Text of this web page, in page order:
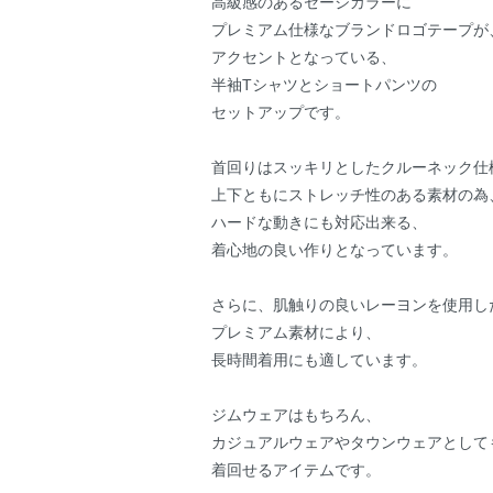
プレミアム仕様なブランドロゴテープが
アクセントとなっている、
半袖Tシャツとショートパンツの
セットアップです。
首回りはスッキリとしたクルーネック仕
上下ともにストレッチ性のある素材の為
ハードな動きにも対応出来る、
着心地の良い作りとなっています。
さらに、肌触りの良いレーヨンを使用し
プレミアム素材により、
長時間着用にも適しています。
ジムウェアはもちろん、
カジュアルウェアやタウンウェアとして
着回せるアイテムです。